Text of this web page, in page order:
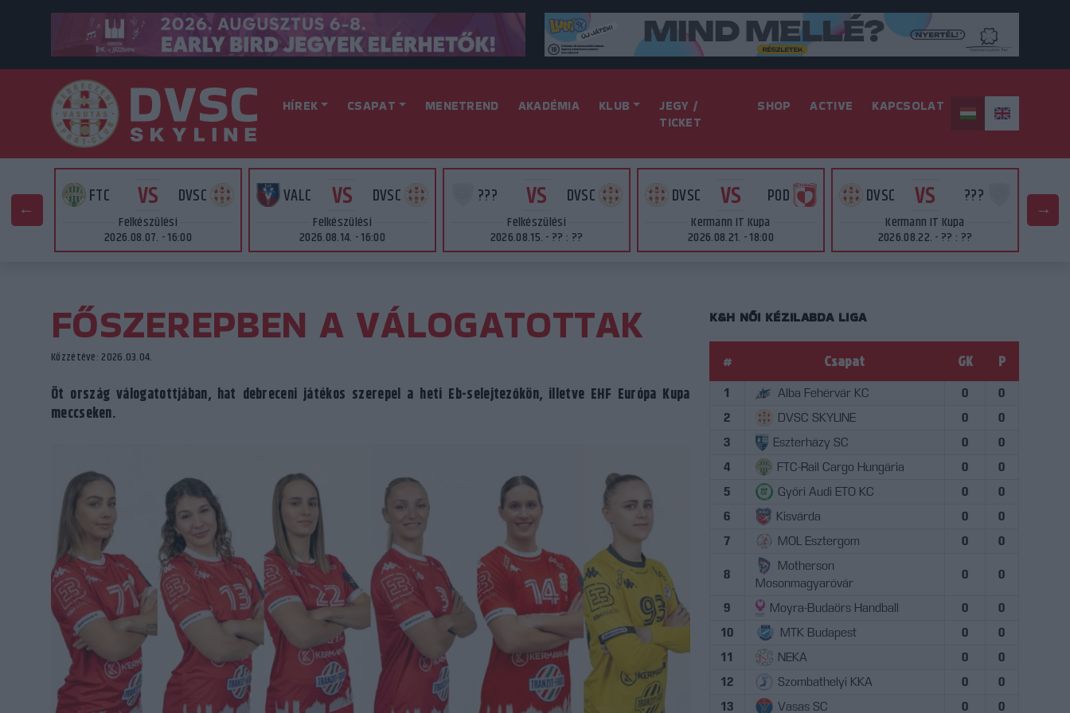
HÍREK CSAPAT MENETREND AKADÉMIA KLUB
JEGY /
TICKET
SHOP ACTIVE KAPCSOLAT
FTC VS DVSC
Felkészülési
2026.08.07. - 16:00
VALC VS DVSC
Felkészülési
2026.08.14. - 16:00
??? VS DVSC
Felkészülési
2026.08.15. - ?? : ??
DVSC VS POD
Kermann IT Kupa
2026.08.21. - 18:00
DVSC VS ???
Kermann IT Kupa
2026.08.22. - ?? : ??
FŐSZEREPBEN A VÁLOGATOTTAK
Közzétéve: 2026.03.04.
Öt ország válogatottjában, hat debreceni játékos szerepel a heti Eb-selejtezőkön, illetve EHF Európa Kupa
meccseken.
K&H NŐI KÉZILABDA LIGA
# Csapat GK P
1 Alba Fehérvár KC 0
0
2
DVSC SKYLINE 0
0
3
Eszterházy SC 0
0
4
FTC-Rail Cargo Hungária 0
0
5
Győri Audi ETO KC 0
0
6
Kisvárda 0
0
7
MOL Esztergom 0 0
8
Motherson
Mosonmagyaróvár
0 0
9 Moyra-Budaörs Handball 0
0
10
MTK Budapest 0
0
11
NEKA 0
0
12
Szombathelyi KKA 0
0
13
Vasas SC 0
0